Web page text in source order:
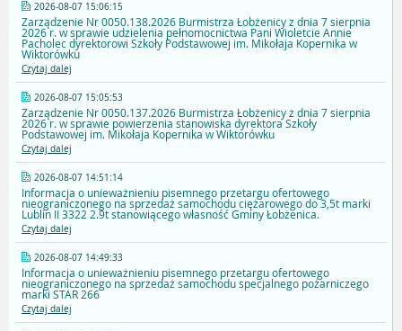
2026-08-07 15:06:15
Zarządzenie Nr 0050.138.2026 Burmistrza Łobżenicy z dnia 7 sierpnia
2026 r. w sprawie udzielenia pełnomocnictwa Pani Wioletcie Annie
Pacholec dyrektorowi Szkoły Podstawowej im. Mikołaja Kopernika w
Wiktorówku
Czytaj dalej
2026-08-07 15:05:53
Zarządzenie Nr 0050.137.2026 Burmistrza Łobżenicy z dnia 7 sierpnia
2026 r. w sprawie powierzenia stanowiska dyrektora Szkoły
Podstawowej im. Mikołaja Kopernika w Wiktorówku
Czytaj dalej
2026-08-07 14:51:14
Informacja o unieważnieniu pisemnego przetargu ofertowego
nieograniczonego na sprzedaż samochodu ciężarowego do 3,5t marki
Lublin II 3322 2.9t stanowiącego własność Gminy Łobżenica.
Czytaj dalej
2026-08-07 14:49:33
Informacja o unieważnieniu pisemnego przetargu ofertowego
nieograniczonego na sprzedaż samochodu specjalnego pożarniczego
marki STAR 266
Czytaj dalej